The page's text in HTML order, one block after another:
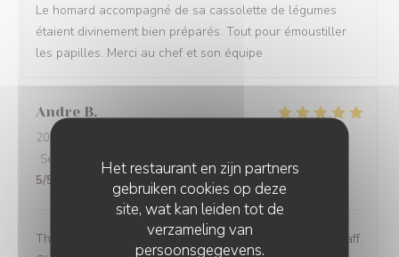
Het restaurant en zijn partners
gebruiken cookies op deze
site, wat kan leiden tot de
verzameling van
persoonsgegevens.
Le homard accompagné de sa cassolette de légumes
étaient divinement bien préparés. Tout pour émoustiller
les papilles. Merci au chef et son équipe
Andre B
2024-09-05
Service
/5 Atmosfeer Keuken: Kwaliteit / Prijs
5/5
The restaurant was welcoming with its decor and its staff.